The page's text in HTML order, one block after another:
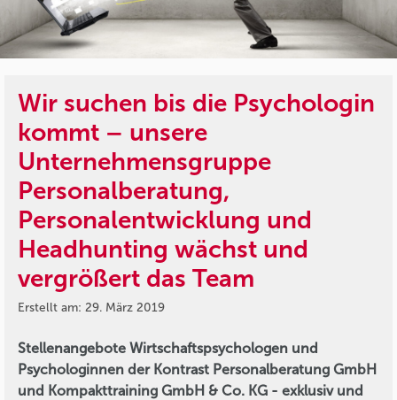
Wir suchen bis die Psychologin
kommt – unsere
Unternehmensgruppe
Personalberatung,
Personalentwicklung und
Headhunting wächst und
vergrößert das Team
Erstellt am: 29. März 2019
Stellenangebote Wirtschaftspsychologen und
Psychologinnen der Kontrast Personalberatung GmbH
und Kompakttraining GmbH & Co. KG - exklusiv und